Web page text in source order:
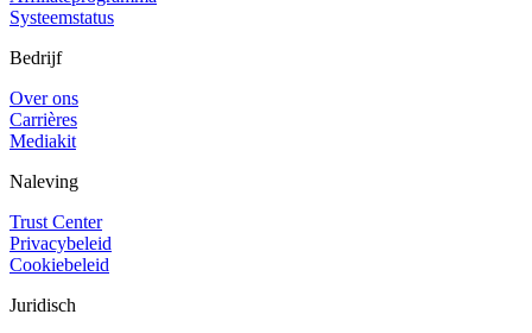
Systeemstatus
Bedrijf
Over ons
Carrières
Mediakit
Naleving
Trust Center
Privacybeleid
Cookiebeleid
Juridisch